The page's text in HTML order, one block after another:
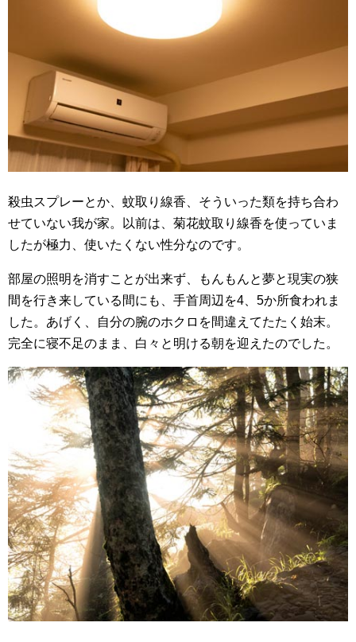
殺虫スプレーとか、蚊取り線香、そういった類を持ち合わ
せていない我が家。以前は、菊花蚊取り線香を使っていま
したが極力、使いたくない性分なのです。
部屋の照明を消すことが出来ず、もんもんと夢と現実の狭
間を行き来している間にも、手首周辺を4、5か所食われま
した。あげく、自分の腕のホクロを間違えてたたく始末。
完全に寝不足のまま、白々と明ける朝を迎えたのでした。